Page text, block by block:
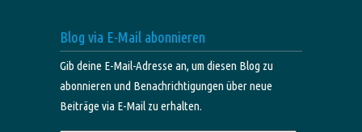
Blog via E-Mail abonnieren
Gib deine E-Mail-Adresse an, um diesen Blog zu
abonnieren und Benachrichtigungen über neue
Beiträge via E-Mail zu erhalten.